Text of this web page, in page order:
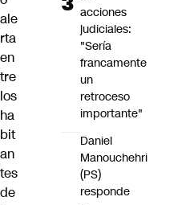
ale
rta
en
tre
los
ha
bit
an
tes
de
acciones
judiciales:
"Sería
francamente
un
retroceso
importante"
Daniel
Manouchehri
(PS)
responde